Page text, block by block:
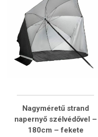
Nagyméretű strand
napernyő szélvédővel –
180cm – fekete